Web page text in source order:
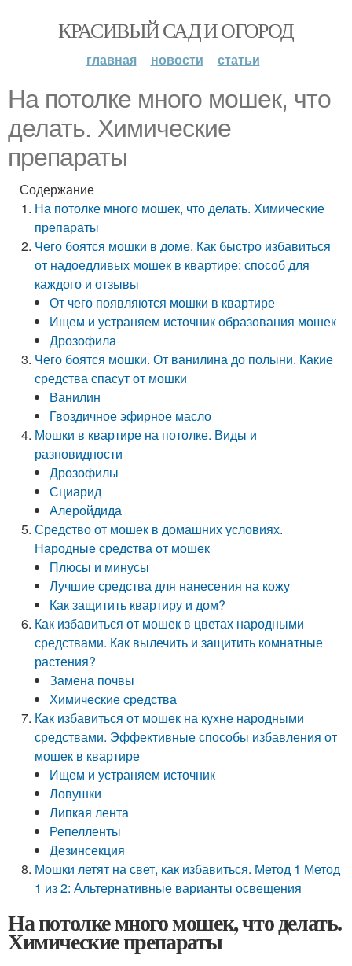
КРАСИВЫЙ САД И ОГОРОД
главная новости статьи
На потолке много мошек, что
делать. Химические
препараты
Содержание
На потолке много мошек, что делать. Химические
препараты
Чего боятся мошки в доме. Как быстро избавиться
от надоедливых мошек в квартире: способ для
каждого и отзывы
От чего появляются мошки в квартире
Ищем и устраняем источник образования мошек
Дрозофила
Чего боятся мошки. От ванилина до полыни. Какие
средства спасут от мошки
Ванилин
Гвоздичное эфирное масло
Мошки в квартире на потолке. Виды и
разновидности
Дрозофилы
Сциарид
Алеройдида
Средство от мошек в домашних условиях.
Народные средства от мошек
Плюсы и минусы
Лучшие средства для нанесения на кожу
Как защитить квартиру и дом?
Как избавиться от мошек в цветах народными
средствами. Как вылечить и защитить комнатные
растения?
Замена почвы
Химические средства
Как избавиться от мошек на кухне народными
средствами. Эффективные способы избавления от
мошек в квартире
Ищем и устраняем источник
Ловушки
Липкая лента
Репелленты
Дезинсекция
Мошки летят на свет, как избавиться. Метод 1 Метод
1 из 2: Альтернативные варианты освещения
На потолке много мошек, что делать.
Химические препараты